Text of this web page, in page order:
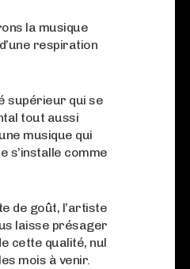
la musique
respiration
supérieur qui se
tout aussi
musique qui
s’installe comme
de goût, l’artiste
laisse présager
cette qualité, nul
mois à venir.